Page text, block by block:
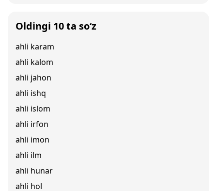
Oldingi 10 ta so‘z
ahli karam
ahli kalom
ahli jahon
ahli ishq
ahli islom
ahli irfon
ahli imon
ahli ilm
ahli hunar
ahli hol